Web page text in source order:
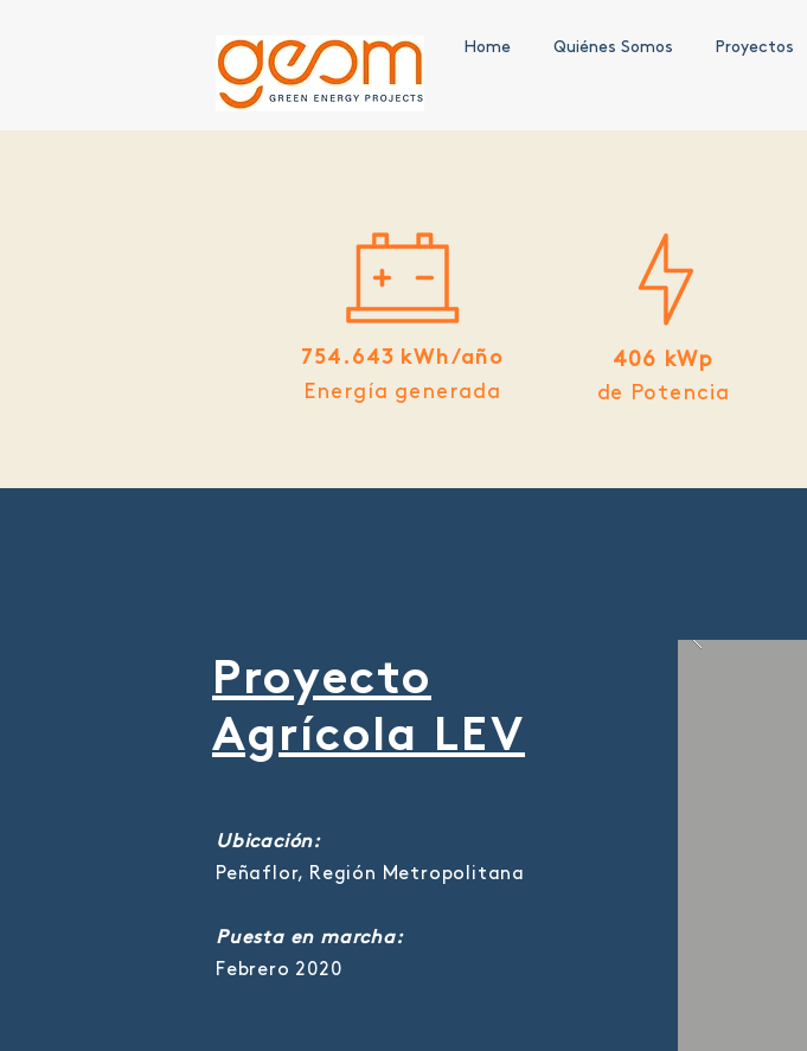
Home Quiénes Somos Proyectos
754.643 kWh/año
Energía generada
406 kWp
de Potencia
Proyecto
Agrícola LEV
Ubicación:
Peñaflor, Región Metropolitana
Puesta en marcha:
Febrero 2020